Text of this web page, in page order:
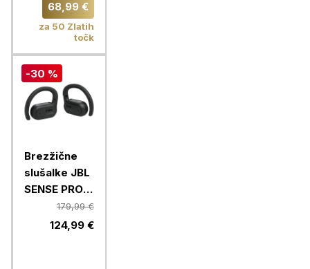
68,99 €
za 50 Zlatih
točk
-30 %
Brezžične
slušalke JBL
SENSE PRO,
179,99 €
124,99 €